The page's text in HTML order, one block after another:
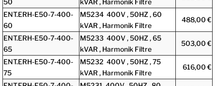
ENT.ERH-E50-7-400-
60
M5234 400V , 50HZ , 60
kVAR , Harmonik Filtre
488,00 €
ENT.ERH-E50-7-400-
65
M5233 400V , 50HZ , 65
kVAR , Harmonik Filtre
503,00 €
ENT.ERH-E50-7-400-
75
M5232 400V , 50HZ , 75
kVAR , Harmonik Filtre
616,00 €